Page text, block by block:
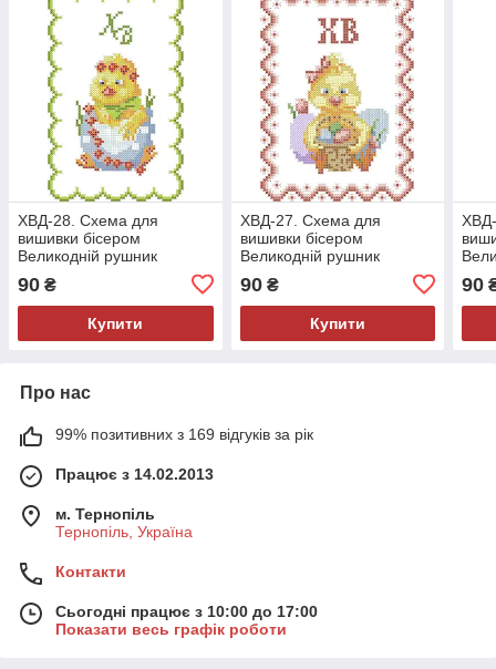
ХВД-28. Схема для
вишивки бісером
Великодній рушник
90 ₴
Купити
ХВД-27. Схема для
вишивки бісером
Великодній рушник
90₴
Купити
90
Про нас
99% позитивних з 169 відгуків за рік
Працює з 14.02.2013
м. Тернопіль
Тернопіль, Україна
Контакти
Сьогодні працює з 10:00 до 17:00
Показати весь графік роботи